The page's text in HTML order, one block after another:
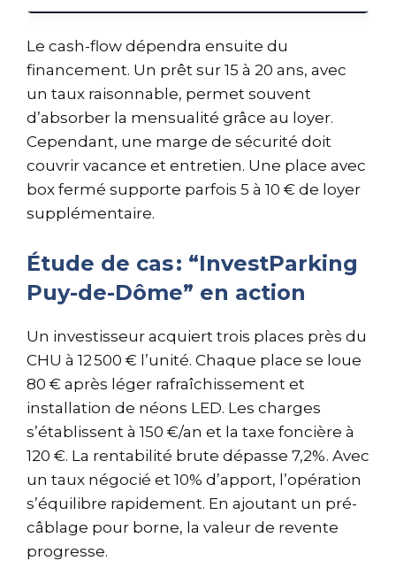
Le cash-flow dépendra ensuite du
financement. Un prêt sur 15 à 20 ans, avec
un taux raisonnable, permet souvent
d’absorber la mensualité grâce au loyer.
Cependant, une marge de sécurité doit
couvrir vacance et entretien. Une place avec
box fermé supporte parfois 5 à 10 € de loyer
supplémentaire.
Étude de cas : “InvestParking
Puy-de-Dôme” en action
Un investisseur acquiert trois places près du
CHU à 12 500 € l’unité. Chaque place se loue
80 € après léger rafraîchissement et
installation de néons LED. Les charges
s’établissent à 150 €/an et la taxe foncière à
120 €. La rentabilité brute dépasse 7,2%. Avec
un taux négocié et 10% d’apport, l’opération
s’équilibre rapidement. En ajoutant un pré-
câblage pour borne, la valeur de revente
progresse.